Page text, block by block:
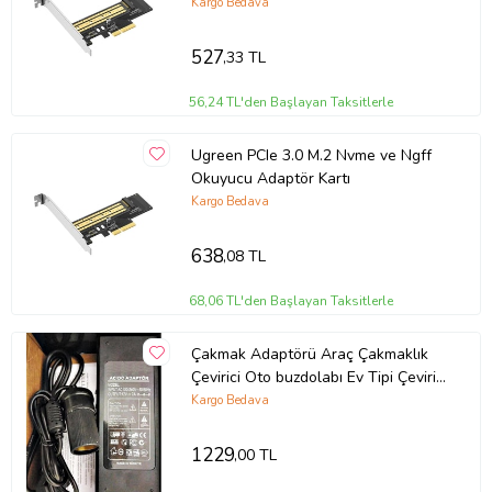
527,33 TL
56,24 TL'den Başlayan Taksitlerle
Ugreen PCIe 3.0 M.2 Nvme ve Ngff
Okuyucu Adaptör Kartı
Kargo Bedava
638,08 TL
68,06 TL'den Başlayan Taksitlerle
Çakmak Adaptörü Araç Çakmaklık
Çevirici Oto buzdolabı Ev Tipi Çevirici
84W/7A/12V(Açıklamayı okumadan
Kargo Bedava
1229,00 TL